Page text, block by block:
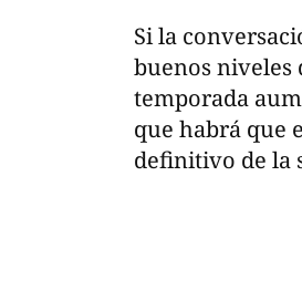
Si la
buenos niveles
temporada
que habrá que
definitivo de la